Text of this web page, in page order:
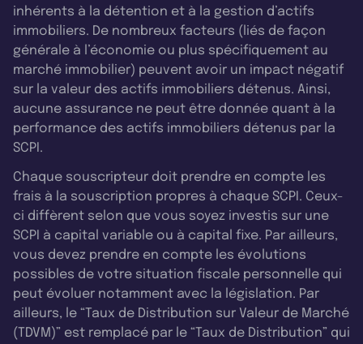
inhérents à la détention et à la gestion d’actifs
immobiliers. De nombreux facteurs (liés de façon
générale à l’économie ou plus spécifiquement au
marché immobilier) peuvent avoir un impact négatif
sur la valeur des actifs immobiliers détenus. Ainsi,
aucune assurance ne peut être donnée quant à la
performance des actifs immobiliers détenus par la
SCPI.
Chaque souscripteur doit prendre en compte les
frais à la souscription propres à chaque SCPI. Ceux-
ci diffèrent selon que vous soyez investis sur une
SCPI à capital variable ou à capital fixe. Par ailleurs,
vous devez prendre en compte les évolutions
possibles de votre situation fiscale personnelle qui
peut évoluer notamment avec la législation. Par
ailleurs, le “Taux de Distribution sur Valeur de Marché
(TDVM)” est remplacé par le “Taux de Distribution” qui